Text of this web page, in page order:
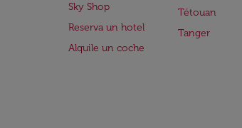
Sky Shop
Reserva un hotel
Alquile un coche
Tétouan
Tanger